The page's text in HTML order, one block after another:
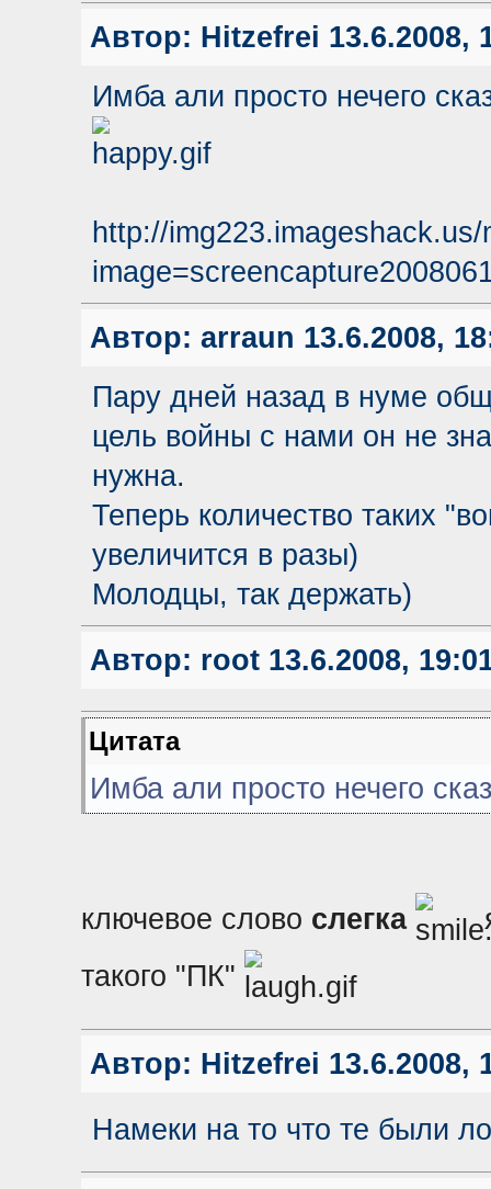
Автор: Hitzefrei 13.6.2008,
Имба али просто нечего
http://img223.imageshack.us/
Автор: arraun 13.6.2008,
Пару дней назад в нуме
цель войны с нами он не
нужна.
Теперь количество таких
увеличится в разы)
Молодцы, так держать)
Автор: root13.6.2008,
Цитата
Имба али просто нечего
ключевое слово слегка
такого "ПК"
Автор: Hitzefrei 13.6.2008,
Намеки на то что те были